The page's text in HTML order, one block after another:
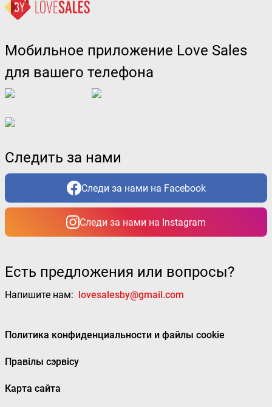
Мобильное приложение Love Sales
для вашего телефона
Следить за нами
Следи за нами на Facebook
Следи за нами на Instagram
Есть предложения или вопросы?
Напишите нам: lovesalesby@gmail.com
Политика конфиденциальности и файлы cookie
Правілы сэрвісу
Карта сайта